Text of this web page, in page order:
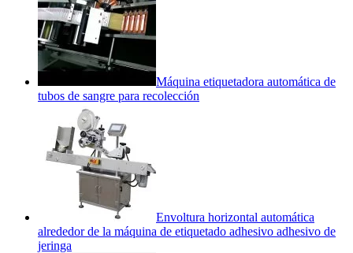
Máquina etiquetadora automática de
tubos de sangre para recolección
Envoltura horizontal automática
alrededor de la máquina de etiquetado adhesivo adhesivo de
jeringa